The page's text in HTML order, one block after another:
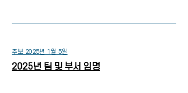
주보 2025년 1월 5일
2025년 팀 및 부서 임명